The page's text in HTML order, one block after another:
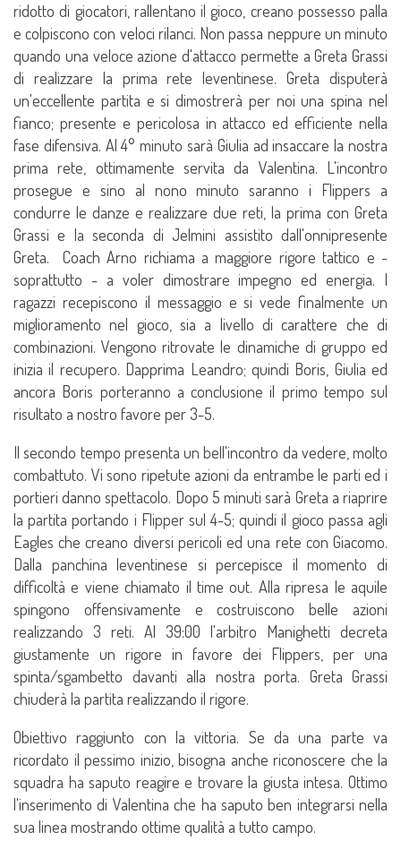
ridotto di giocatori, rallentano il gioco, creano possesso palla
e colpiscono con veloci rilanci. Non passa neppure un minuto
quando una veloce azione d'attacco permette a Greta Grassi
di realizzare la prima rete leventinese. Greta disputerà
un'eccellente partita e si dimostrerà per noi una spina nel
fianco; presente e pericolosa in attacco ed efficiente nella
fase difensiva. Al 4° minuto sarà Giulia ad insaccare la nostra
prima rete, ottimamente servita da Valentina. L'incontro
prosegue e sino al nono minuto saranno i Flippers a
condurre le danze e realizzare due reti, la prima con Greta
Grassi e la seconda di Jelmini assistito dall'onnipresente
Greta. Coach Arno richiama a maggiore rigore tattico e -
soprattutto - a voler dimostrare impegno ed energia. I
ragazzi recepiscono il messaggio e si vede finalmente un
miglioramento nel gioco, sia a livello di carattere che di
combinazioni. Vengono ritrovate le dinamiche di gruppo ed
inizia il recupero. Dapprima Leandro; quindi Boris, Giulia ed
ancora Boris porteranno a conclusione il primo tempo sul
risultato a nostro favore per 3-5.
Il secondo tempo presenta un bell'incontro da vedere, molto
combattuto. Vi sono ripetute azioni da entrambe le parti ed i
portieri danno spettacolo. Dopo 5 minuti sarà Greta a riaprire
la partita portando i Flipper sul 4-5; quindi il gioco passa agli
Eagles che creano diversi pericoli ed una rete con Giacomo.
Dalla panchina leventinese si percepisce il momento di
difficoltà e viene chiamato il time out. Alla ripresa le aquile
spingono offensivamente e costruiscono belle azioni
realizzando 3 reti. Al 39:00 l'arbitro Manighetti decreta
giustamente un rigore in favore dei Flippers, per una
spinta/sgambetto davanti alla nostra porta. Greta Grassi
chiuderà la partita realizzando il rigore.
Obiettivo raggiunto con la vittoria. Se da una parte va
ricordato il pessimo inizio, bisogna anche riconoscere che la
squadra ha saputo reagire e trovare la giusta intesa. Ottimo
l'inserimento di Valentina che ha saputo ben integrarsi nella
sua linea mostrando ottime qualità a tutto campo.